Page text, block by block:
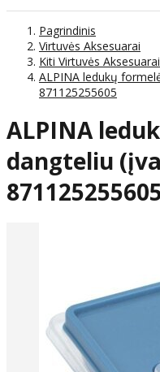
Pagrindinis
Virtuvės Aksesuarai
Kiti Virtuvės Aksesuarai
ALPINA ledukų
871125255605
ALPINA
dangteliu